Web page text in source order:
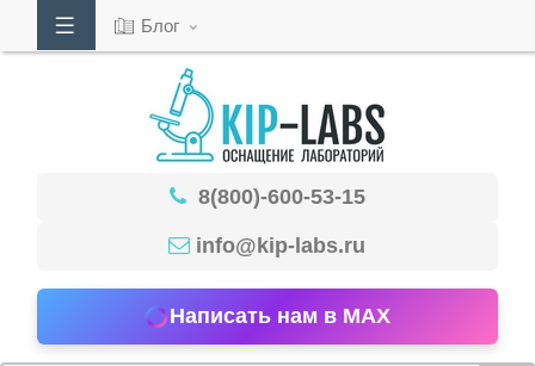
53-
Блог
8(800)-600-53-15
info@kip-labs.ru
Написать нам в MAX